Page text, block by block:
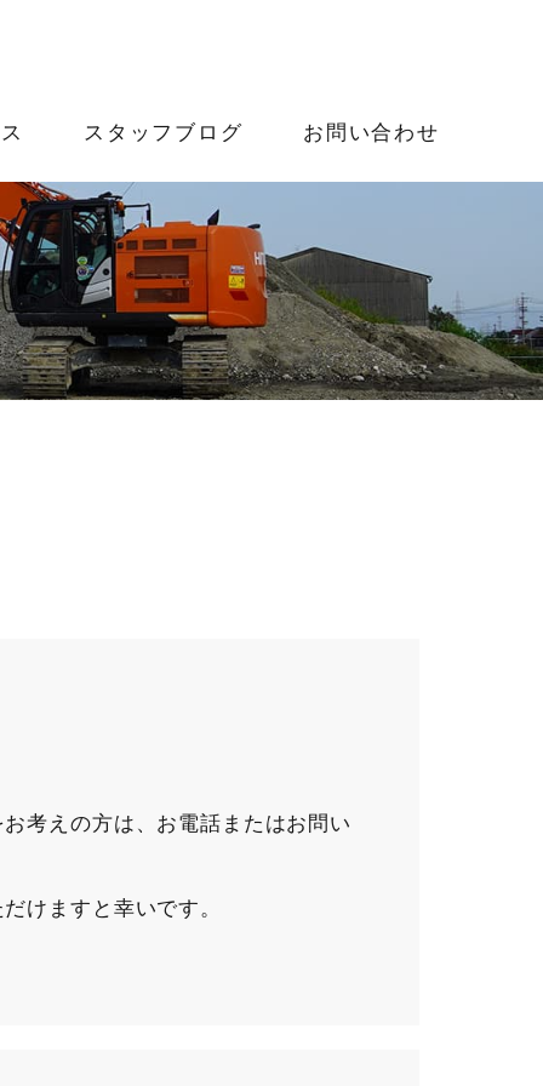
スタッフブログ お問い合わせ
考えの方は、お電話またはお問い
けますと幸いです。